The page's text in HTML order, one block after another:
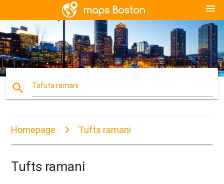
menu
search Tafuta ramani
Homepage Tufts ramani
Tufts ramani